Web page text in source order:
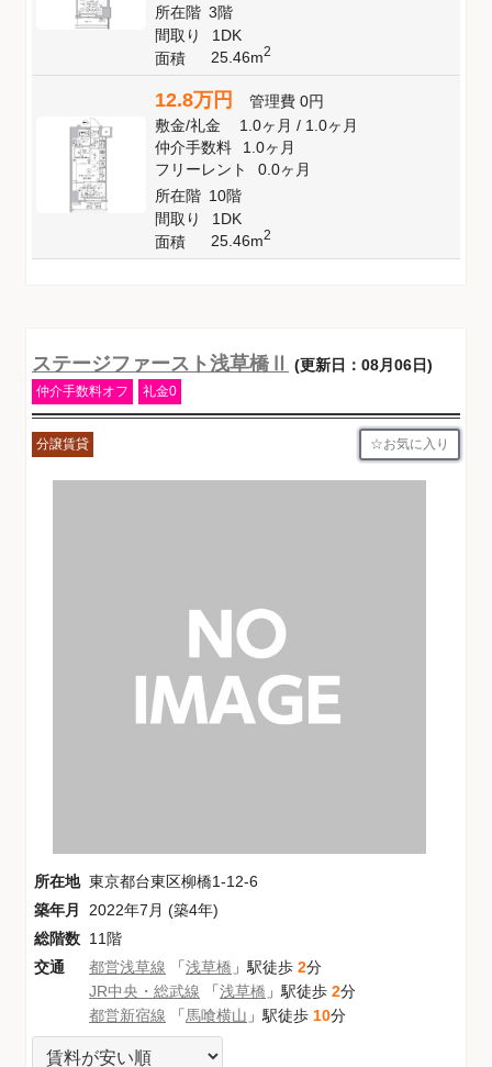
所在階 3階
間取り
1DK
面積
25.46m2
12.8万円 管理費 0円
敷金/礼金 1.0ヶ月/ 1.0ヶ月
仲介手数料
1.0ヶ月
フリーレント
0.0ヶ月
所在階 10階
間取り
1DK
面積
25.46m2
ステージファースト浅草橋Ⅱ (更新日：08月06日)
仲介手数料オフ 礼金0
分譲賃貸 お気に入り
所在地 東京都台東区柳橋1-12-6
築年月
2022年7月 (築4年)
総階数 11階
交通
都営浅草線 「浅草橋 」駅徒歩 2分
JR中央・総武線 「浅草橋 」駅徒歩 2分
都営新宿線 「馬喰横山 」駅徒歩 10分